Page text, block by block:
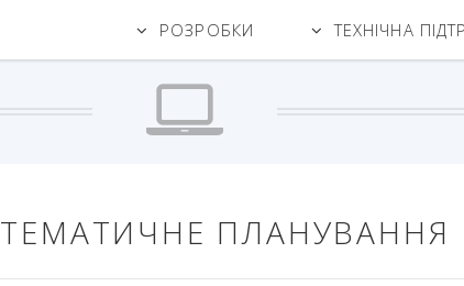
РОЗРОБКИ ТЕХНІЧНА
ТЕМАТИЧНЕ ПЛАНУВАННЯ